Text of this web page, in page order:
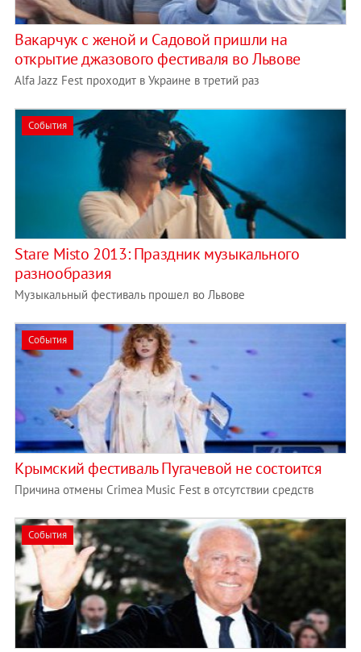
Вакарчук с женой и Садовой пришли на
открытие джазового фестиваля во Львове
Alfa Jazz Fest проходит в Украине в третий раз
События
Stare Misto 2013: Праздник музыкального
разнообразия
Музыкальный фестиваль прошел во Львове
События
Крымский фестиваль Пугачевой не состоится
Причина отмены Crimea Music Fest в отсутствии средств
События